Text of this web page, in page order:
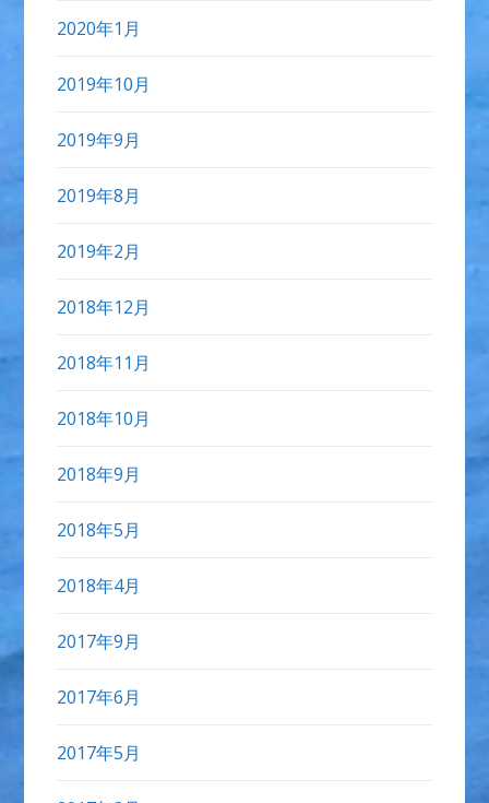
2020年1月
2019年10月
2019年9月
2019年8月
2019年2月
2018年12月
2018年11月
2018年10月
2018年9月
2018年5月
2018年4月
2017年9月
2017年6月
2017年5月